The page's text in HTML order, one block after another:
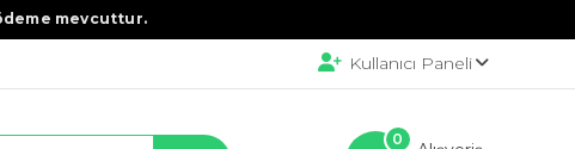
ödeme mevcuttur.
Kullanıcı Paneli
0